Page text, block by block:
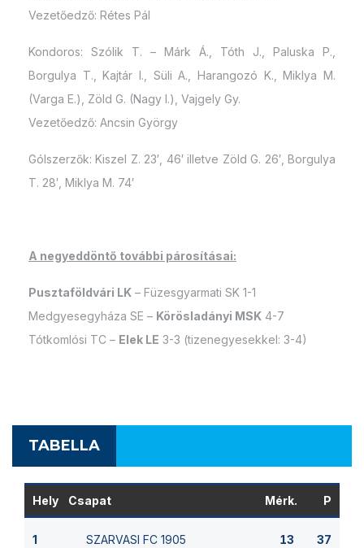
Vezetőedző: Rétes Pál
Kondoros: Szólik T. – Márk Á., Tóth J., Paluska P.,
Borgulya T., Kajtár I., Süli A., Harangozó K., Miklya M.
(Varga E.), Zöld G. (Nagy I.), Vajgely Gy.
Vezetőedző: Ancsin György
Gólszerzők: Kiszel Z. 23′, 46′ illetve Zöld G. 26′, Borgulya
T. 28′, Miklya M. 74′
A negyeddöntő további párosításai:
Pusztaföldvári LK – Füzesgyarmati SK 1-1
Medgyesegyháza SE – Körösladányi MSK 4-7
Tótkomlósi TC – Elek LE 3-3 (tizenegyesekkel: 3-4)
TABELLA
Hely Csapat Mérk. P
1 SZARVASI FC 1905 13 37